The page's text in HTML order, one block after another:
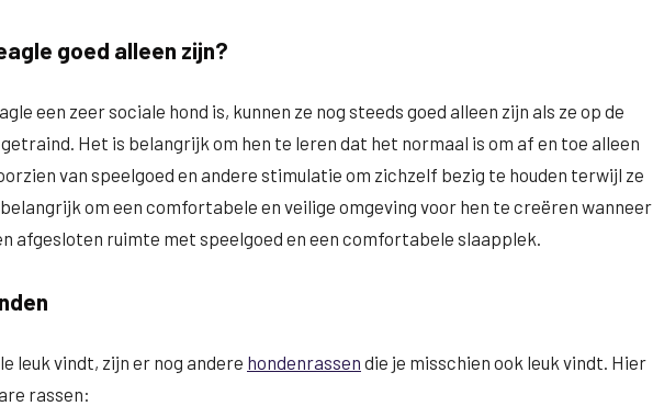
goed alleen zijn?
een zeer sociale hond is, kunnen ze nog steeds goed alleen zijn als ze op de
Het is belangrijk om hen te leren dat het normaal is om af en toe alleen
van speelgoed en andere stimulatie om zichzelf bezig te houden terwijl ze
om een comfortabele en veilige omgeving voor hen te creëren wanneer
afgesloten ruimte met speelgoed en een comfortabele slaapplek.
leuk vindt, zijn er nog andere hondenrassen die je misschien ook leuk vindt. Hier
rassen: